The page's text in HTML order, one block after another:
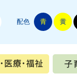
配色 青 黄
・手続き 健康